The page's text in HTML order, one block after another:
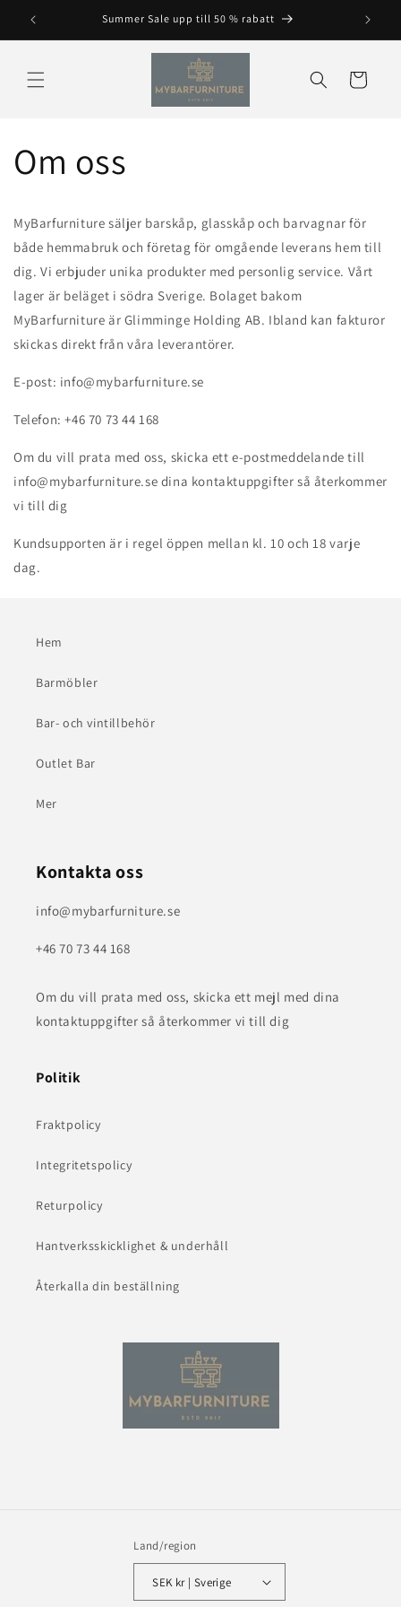
till
Summer Sale upp till 50 % rabatt
Varukorg
Om oss
MyBarfurniture säljer barskåp, glasskåp och barvagnar för
både hemmabruk och företag för omgående leverans hem till
dig. Vi erbjuder unika produkter med personlig service. Vårt
lager är beläget i södra Sverige. Bolaget bakom
MyBarfurniture är Glimminge Holding AB. Ibland kan fakturor
skickas direkt från våra leverantörer.
E-post: info@mybarfurniture.se
Telefon:+46 70 73 44 168
Om du vill prata med oss, skicka ett e-postmeddelande till
info@mybarfurniture.se dina kontaktuppgifter så återkommer
vi till dig
Kundsupporten är i regel öppen mellan kl. 10 och 18 varje
dag.
Hem
Barmöbler
Bar- och vintillbehör
Outlet Bar
Mer
Kontakta oss
info@mybarfurniture.se
+46 70 73 44 168
Om du vill prata med oss, skicka ett mejl med dina
kontaktuppgifter så återkommer vi till dig
Politik
Fraktpolicy
Integritetspolicy
Returpolicy
Hantverksskicklighet & underhåll
Återkalla din beställning
Land/region
SEK kr | Sverige